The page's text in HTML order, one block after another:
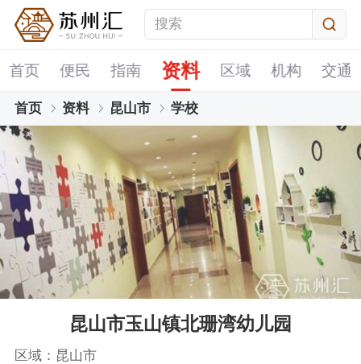
首页 便民 指南 资料 区域 机构 交通
首页 资料 昆山市 学校
昆山市玉山镇北珊湾幼儿园
区域：昆山市